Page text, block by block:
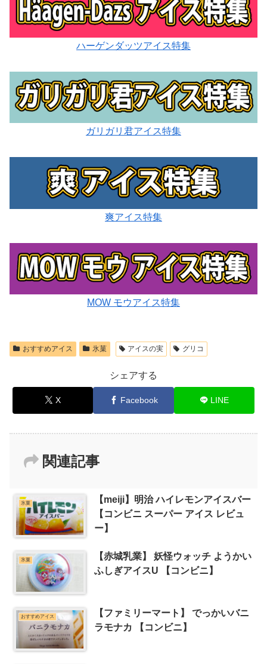
ハーゲンダッツアイス特集
ガリガリ君アイス特集
爽アイス特集
MOW モウアイス特集
おすすめアイス 氷菓 アイスの実 グリコ
シェアする
X Facebook LINE
関連記事
氷菓
【meiji】明治 ハイレモンアイスバー
【コンビニ スーパー アイス レビュ
ー】
氷菓
【赤城乳業】 妖怪ウォッチ ようかい
ふしぎアイスU 【コンビニ】
おすすめアイス
【ファミリーマート】 でっかいバニ
ラモナカ 【コンビニ】